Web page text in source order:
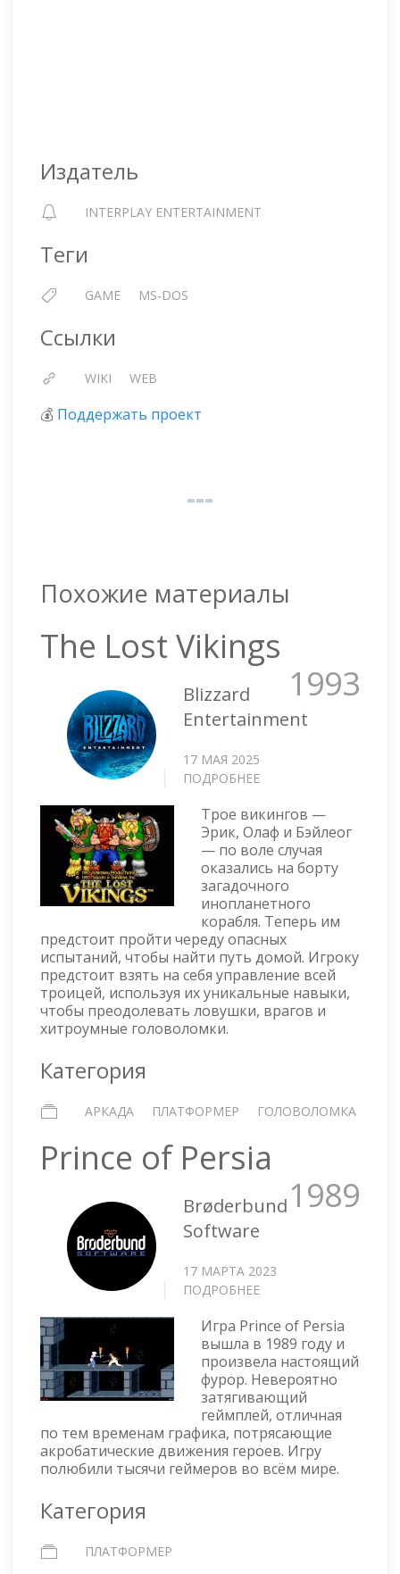
Издатель
INTERPLAY ENTERTAINMENT
Теги
GAME MS-DOS
Ссылки
WIKI WEB
💰 Поддержать проект
Похожие материалы
The Lost Vikings
1993
Blizzard
Entertainment
17 МАЯ 2025
ПОДРОБНЕЕ
LOST
VIKINGS
Трое викингов —
Эрик, Олаф и Бэйлеог
— по воле случая
оказались на борту
загадочного
инопланетного
корабля. Теперь им
предстоит пройти череду опасных
испытаний, чтобы найти путь домой. Игроку
предстоит взять на себя управление всей
троицей, используя их уникальные навыки,
чтобы преодолевать ловушки, врагов и
хитроумные головоломки.
Категория
АРКАДА ПЛАТФОРМЕР ГОЛОВОЛОМКА
Prince of Persia
1989
Brøderbund
Software
17 МАРТА 2023
ПОДРОБНЕЕ
OF
PERSIA
Игра Prince of Persia
вышла в 1989 году и
произвела настоящий
фурор. Невероятно
затягивающий
геймплей, отличная
по тем временам графика, потрясающие
акробатические движения героев. Игру
полюбили тысячи геймеров во всём мире.
Категория
ПЛАТФОРМЕР